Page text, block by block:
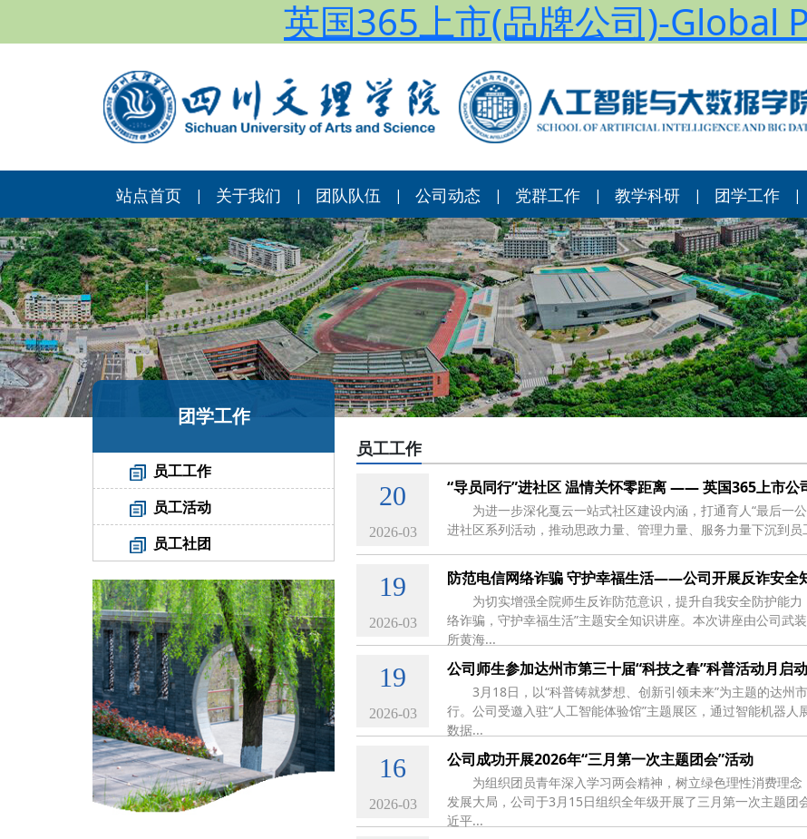
英国365上市(品牌公司)-Global
站点首页 | 关于我们 | 团队队伍 | 公司动态 | 党群工作 | 教学科研 | 团学工作 |
团学工作
员工工作
员工活动
员工社团
员工工作
20
2026-03
“导员同行”进社区 温情关怀零距离 —— 英国365上市公
为进一步深化戛云一站式社区建设内涵，打通育人“最后一
进社区系列活动，推动思政力量、管理力量、服务力量下沉到
19
2026-03
防范电信网络诈骗 守护幸福生活——公司开展反诈安全
为切实增强全院师生反诈防范意识，提升自我安全防护能
络诈骗，守护幸福生活”主题安全知识讲座。本次讲座由公司武
所黄海...
19
2026-03
公司师生参加达州市第三十届“科技之春”科普活动月启
3月18日，以“科普铸就梦想、创新引领未来”为主题的达州
行。公司受邀入驻“人工智能体验馆”主题展区，通过智能机器
数据...
16
2026-03
公司成功开展2026年“三月第一次主题团会”活动
为组织团员青年深入学习两会精神，树立绿色理性消费理
发展大局，公司于3月15日组织全年级开展了三月第一次主题
近平...